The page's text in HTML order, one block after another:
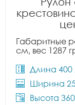
Габаритные
см, вес 1287
Длина
Ширина
Высота